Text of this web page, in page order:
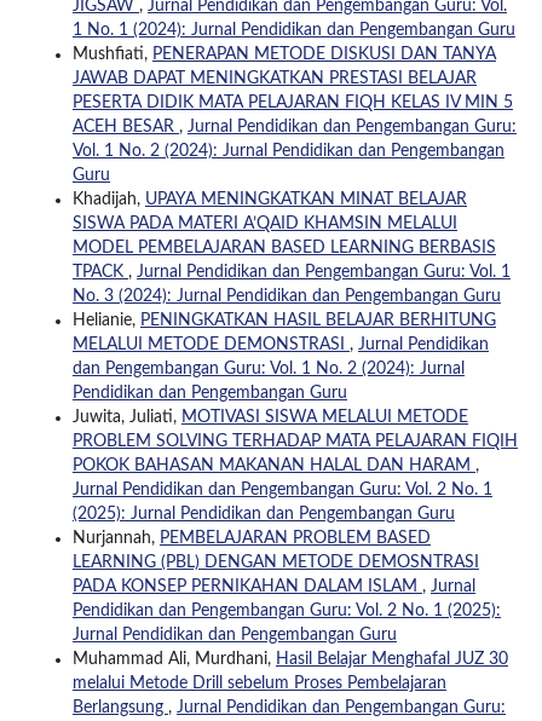
JIGSAW , Jurnal Pendidikan dan Pengembangan Guru: Vol.
1 No. 1 (2024): Jurnal Pendidikan dan Pengembangan Guru
Mushfiati, PENERAPAN METODE DISKUSI DAN TANYA
JAWAB DAPAT MENINGKATKAN PRESTASI BELAJAR
PESERTA DIDIK MATA PELAJARAN FIQH KELAS IV MIN 5
ACEH BESAR , Jurnal Pendidikan dan Pengembangan Guru:
Vol. 1 No. 2 (2024): Jurnal Pendidikan dan Pengembangan
Guru
Khadijah, UPAYA MENINGKATKAN MINAT BELAJAR
SISWA PADA MATERI A’QAID KHAMSIN MELALUI
MODEL PEMBELAJARAN BASED LEARNING BERBASIS
TPACK , Jurnal Pendidikan dan Pengembangan Guru: Vol. 1
No. 3 (2024): Jurnal Pendidikan dan Pengembangan Guru
Helianie, PENINGKATKAN HASIL BELAJAR BERHITUNG
MELALUI METODE DEMONSTRASI , Jurnal Pendidikan
dan Pengembangan Guru: Vol. 1 No. 2 (2024): Jurnal
Pendidikan dan Pengembangan Guru
Juwita, Juliati, MOTIVASI SISWA MELALUI METODE
PROBLEM SOLVING TERHADAP MATA PELAJARAN FIQIH
POKOK BAHASAN MAKANAN HALAL DAN HARAM ,
Jurnal Pendidikan dan Pengembangan Guru: Vol. 2 No. 1
(2025): Jurnal Pendidikan dan Pengembangan Guru
Nurjannah, PEMBELAJARAN PROBLEM BASED
LEARNING (PBL) DENGAN METODE DEMOSNTRASI
PADA KONSEP PERNIKAHAN DALAM ISLAM , Jurnal
Pendidikan dan Pengembangan Guru: Vol. 2 No. 1 (2025):
Jurnal Pendidikan dan Pengembangan Guru
Muhammad Ali, Murdhani, Hasil Belajar Menghafal JUZ 30
melalui Metode Drill sebelum Proses Pembelajaran
Berlangsung , Jurnal Pendidikan dan Pengembangan Guru: